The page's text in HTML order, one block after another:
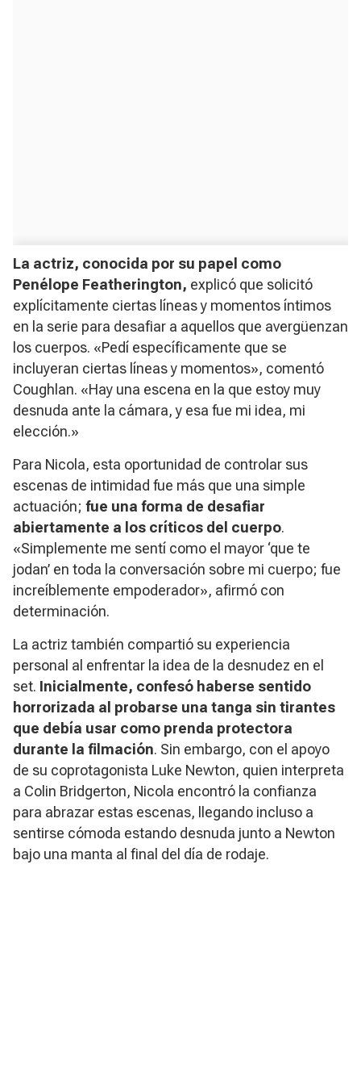
La actriz, conocida por su papel como
Penélope Featherington, explicó que solicitó
explícitamente ciertas líneas y momentos íntimos
en la serie para desafiar a aquellos que avergüenzan
los cuerpos. «Pedí específicamente que se
incluyeran ciertas líneas y momentos», comentó
Coughlan. «Hay una escena en la que estoy muy
desnuda ante la cámara, y esa fue mi idea, mi
elección.»
Para Nicola, esta oportunidad de controlar sus
escenas de intimidad fue más que una simple
actuación; fue una forma de desafiar
abiertamente a los críticos del cuerpo.
«Simplemente me sentí como el mayor ‘que te
jodan’ en toda la conversación sobre mi cuerpo; fue
increíblemente empoderador», afirmó con
determinación.
La actriz también compartió su experiencia
personal al enfrentar la idea de la desnudez en el
set. Inicialmente, confesó haberse sentido
horrorizada al probarse una tanga sin tirantes
que debía usar como prenda protectora
durante la filmación. Sin embargo, con el apoyo
de su coprotagonista Luke Newton, quien interpreta
a Colin Bridgerton, Nicola encontró la confianza
para abrazar estas escenas, llegando incluso a
sentirse cómoda estando desnuda junto a Newton
bajo una manta al final del día de rodaje.